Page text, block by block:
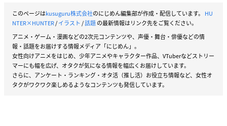
このページはkusuguru株式会社のにじめん編集部が作成・配信しています。 HU
NTER×HUNTER/イラスト /話題の最新情報はリンク先をご覧ください。
アニメ・ゲーム・漫画などの2次元コンテンツや、声優・舞台・俳優などの情
報・話題をお届けする情報メディア「にじめん」。
女性向けアニメをはじめ、少年アニメやキャラクター作品、VTuberなどストリー
マーにも幅を広げ、オタクが気になる情報を幅広くお届けしています。
さらに、アンケート・ランキング・オタ活（推し活）お役立ち情報など、女性オ
タクがワクワク楽しめるようなコンテンツも発信しています。